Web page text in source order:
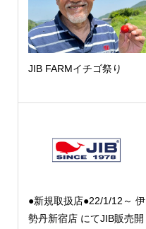
JIB FARMイチゴ祭り
●新規取扱店●22/1/12～ 伊
勢丹新宿店 にてJIB販売開